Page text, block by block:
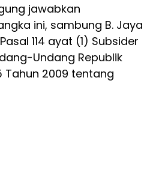
jawabkan
ini, sambung B. Jaya
114 ayat (1) Subsider
Undang Republik
Tahun 2009 tentang